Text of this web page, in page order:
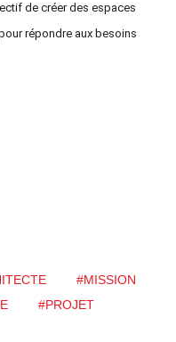
de créer des espaces
répondre aux besoins
#MISSION
#PROJET